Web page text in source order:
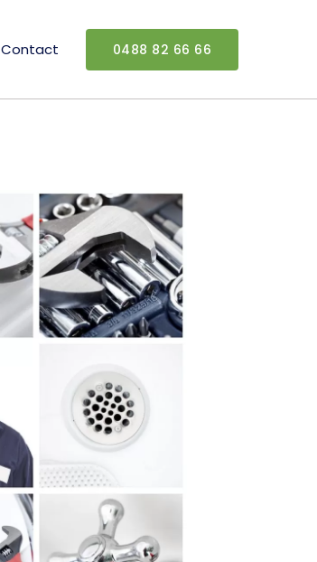
Contact 0488 82 66 66